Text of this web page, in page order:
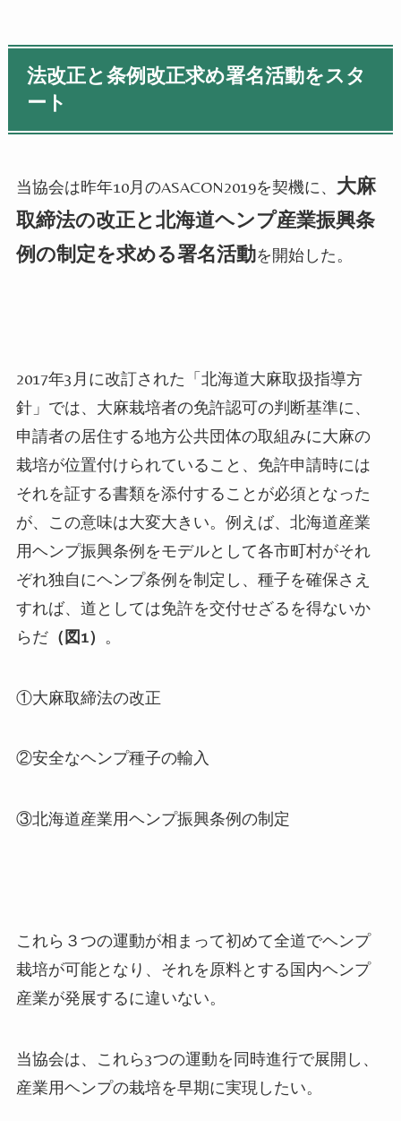
法改正と条例改正求め署名活動をスタ
ート
当協会は昨年10月のASACON2019を契機に、 大麻
取締法の改正と北海道ヘンプ産業振興条
例の制定を求める署名活動を開始した。
2017年3 月に改訂された「北海道大麻取扱指導方
針」では、大麻栽培者の免許認可の判断基準に、
申請者の居住する地方公共団体の取組みに大麻の
栽培が位置付けられていること、免許申請時には
それを証する書類を添付することが必須となった
が、この意味は大変大きい。例えば、北海道産業
用ヘンプ振興条例をモデルとして各市町村がそれ
ぞれ独自にヘンプ条例を制定し、種子を確保さえ
すれば、道としては免許を交付せざるを得ないか
らだ（図1） 。
①大麻取締法の改正
②安全なヘンプ種子の輸入
③北海道産業用ヘンプ振興条例の制定
これら３つの運動が相まって初めて全道でヘンプ
栽培が可能となり、それを原料とする国内ヘンプ
産業が発展するに違いない。
当協会は、これら3つの運動を同時進行で展開し、
産業用ヘンプの栽培を早期に実現したい。